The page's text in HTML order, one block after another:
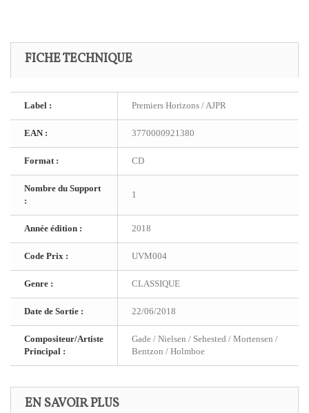
FICHE TECHNIQUE
Label : Premiers Horizons / AJPR
EAN : 3770000921380
Format : CD
Nombre du Support
:
1
Année édition : 2018
Code Prix : UVM004
Genre : CLASSIQUE
Date de Sortie : 22/06/2018
Compositeur/Artiste
Principal :
Gade / Nielsen / Sehested / Mortensen /
Bentzon / Holmboe
EN SAVOIR PLUS